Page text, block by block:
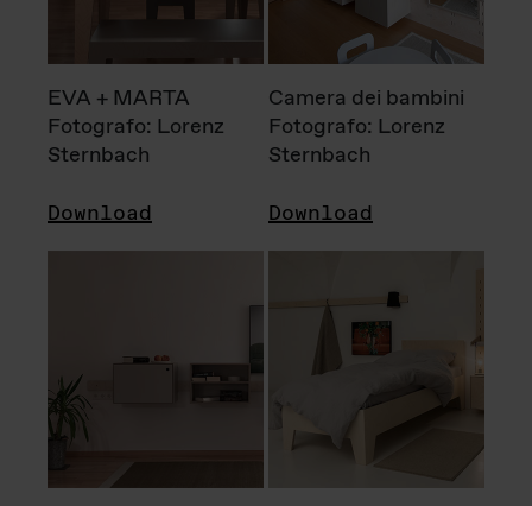
EVA + MARTA
Fotografo: Lorenz
Sternbach
Download
Camera dei bambini
Fotografo: Lorenz
Sternbach
Download